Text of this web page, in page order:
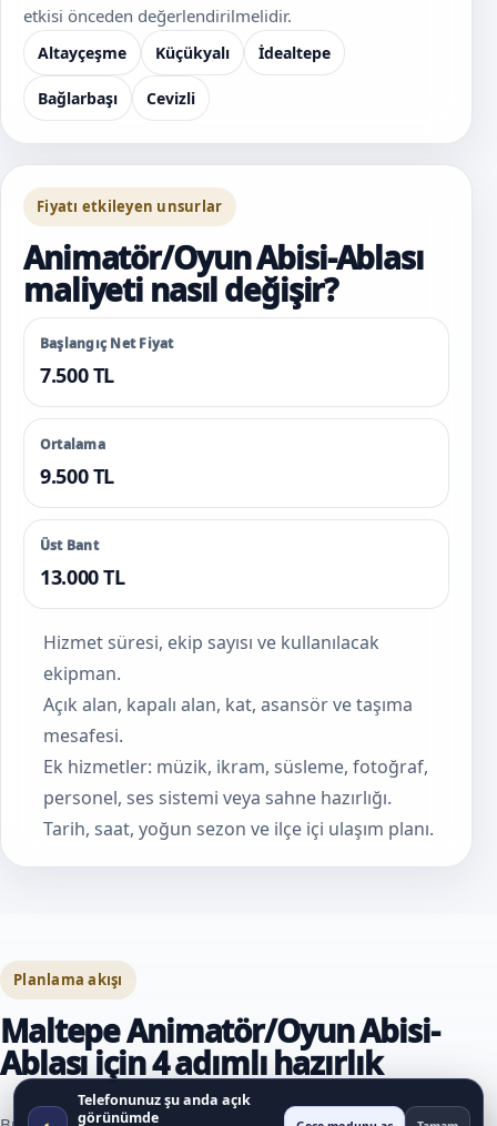
etkisi önceden değerlendirilmelidir.
Altayçeşme Küçükyalı İdealtepe
Bağlarbaşı Cevizli
Fiyatı etkileyen unsurlar
Animatör/Oyun Abisi-Ablası
maliyeti nasıl değişir?
Başlangıç Net Fiyat
7.500 TL
Ortalama
9.500 TL
Üst Bant
13.000 TL
Hizmet süresi, ekip sayısı ve kullanılacak
ekipman.
Açık alan, kapalı alan, kat, asansör ve taşıma
mesafesi.
Ek hizmetler: müzik, ikram, süsleme, fotoğraf,
personel, ses sistemi veya sahne hazırlığı.
Tarih, saat, yoğun sezon ve ilçe içi ulaşım planı.
Planlama akışı
Maltepe Animatör/Oyun Abisi-
Ablası için 4 adımlı hazırlık
Telefonunuz şu anda açık
görünümde